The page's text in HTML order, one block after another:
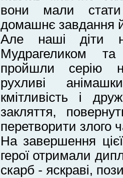
вони мали
домашнє завдання
Але наші діти
Мудрагеликом
пройшли серію
рухливі
кмітливість і
закляття,
перетворити злого
На завершення
герої отримали
скарб - яскраві,